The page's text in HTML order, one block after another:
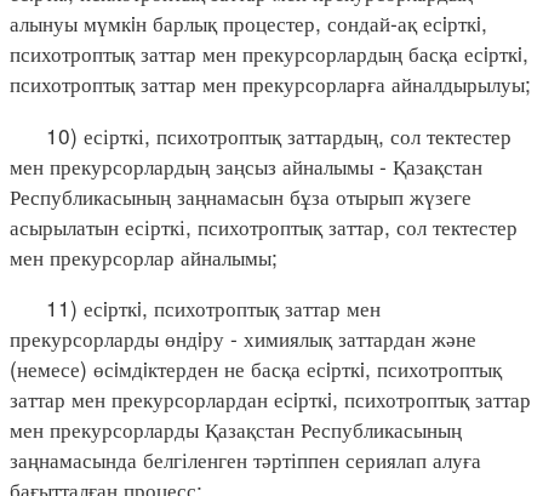
алынуы мүмкiн барлық процестер, сондай-ақ есiрткi,
психотроптық заттар мен прекурсорлардың басқа есiрткi,
психотроптық заттар мен прекурсорларға айналдырылуы;
10) есірткі, психотроптық заттардың, сол тектестер
мен прекурсорлардың заңсыз айналымы - Қазақстан
Республикасының заңнамасын бұза отырып жүзеге
асырылатын есірткі, психотроптық заттар, сол тектестер
мен прекурсорлар айналымы;
11) есiрткi, психотроптық заттар мен
прекурсорларды өндiру - химиялық заттардан және
(немесе) өсiмдiктерден не басқа есiрткi, психотроптық
заттар мен прекурсорлардан есiрткi, психотроптық заттар
мен прекурсорларды Қазақстан Республикасының
заңнамасында белгіленген тәртіппен сериялап алуға
бағытталған процесс;